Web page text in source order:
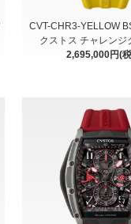
CVT-CHR3-YELLOW
クストス チャレンジ
2,695,000円(